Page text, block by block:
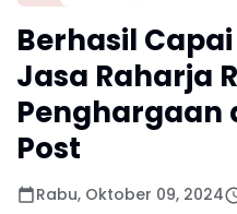
Berhasil
Jasa Raharja
Penghargaan
Post
Rabu, Oktober 09, 2024